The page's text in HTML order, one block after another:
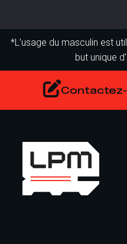
*L’usage du masculin est
but unique